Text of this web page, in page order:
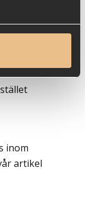
beroende
inom
artikel